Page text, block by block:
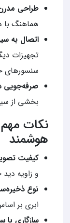
طراحی
هماهنگ با
اتصال به
تجهیزات
سنسورهای
صرفه‌جویی
بخشی از
نکات
هوشمند
کیفیت
و زاویه دید ۱۲۰ درجه پیشنهاد می‌شود.
نوع
ابری بر
سازگاری